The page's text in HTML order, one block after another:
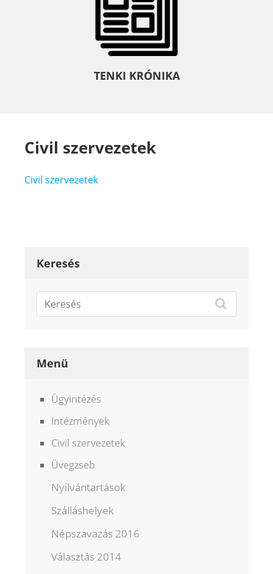
TENKI KRÓNIKA
Civil szervezetek
Civil szervezetek
Keresés
Menü
Ügyintézés
Intézmények
Civil szervezetek
Üvegzseb
Nyilvántartások
Szálláshelyek
Népszavazás 2016
Választás 2014